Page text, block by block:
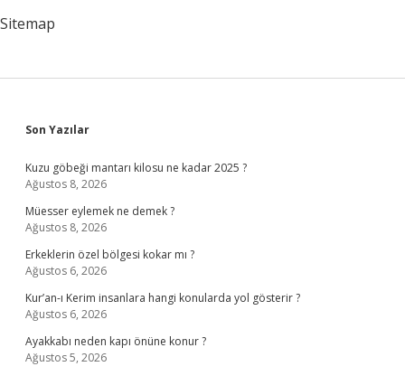
Sitemap
Sidebar
Son Yazılar
Kuzu göbeği mantarı kilosu ne kadar 2025 ?
Ağustos 8, 2026
Müesser eylemek ne demek ?
Ağustos 8, 2026
Erkeklerin özel bölgesi kokar mı ?
Ağustos 6, 2026
Kur’an-ı Kerim insanlara hangi konularda yol gösterir ?
Ağustos 6, 2026
Ayakkabı neden kapı önüne konur ?
Ağustos 5, 2026